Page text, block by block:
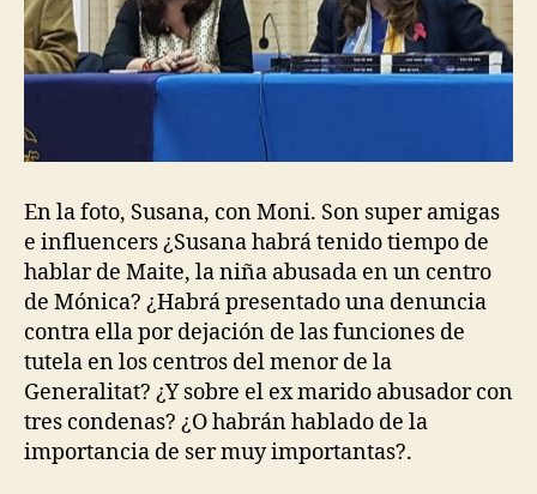
En la foto, Susana, con Moni. Son super amigas
e influencers ¿Susana habrá tenido tiempo de
hablar de Maite, la niña abusada en un centro
de Mónica? ¿Habrá presentado una denuncia
contra ella por dejación de las funciones de
tutela en los centros del menor de la
Generalitat? ¿Y sobre el ex marido abusador con
tres condenas? ¿O habrán hablado de la
importancia de ser muy importantas?.